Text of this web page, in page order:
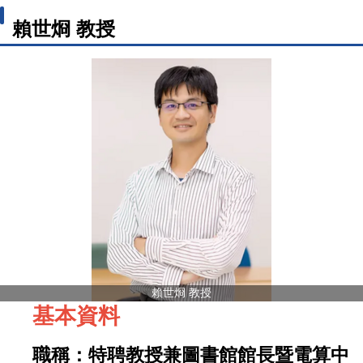
賴世烱 教授
賴世烱 教授
基本資料
職稱：特聘教授兼圖書館館長暨電算中